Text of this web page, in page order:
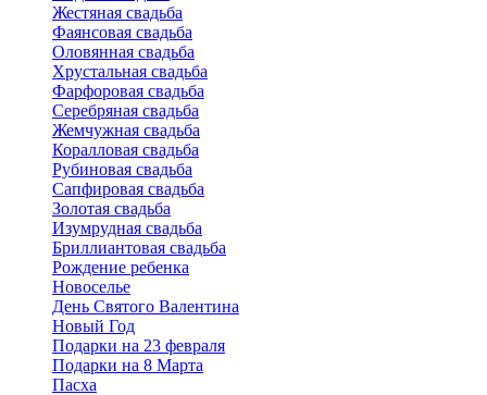
Жестяная свадьба
Фаянсовая свадьба
Оловянная свадьба
Хрустальная свадьба
Фарфоровая свадьба
Серебряная свадьба
Жемчужная свадьба
Коралловая свадьба
Рубиновая свадьба
Сапфировая свадьба
Золотая свадьба
Изумрудная свадьба
Бриллиантовая свадьба
Рождение ребенка
Новоселье
День Святого Валентина
Новый Год
Подарки на 23 февраля
Подарки на 8 Марта
Пасха